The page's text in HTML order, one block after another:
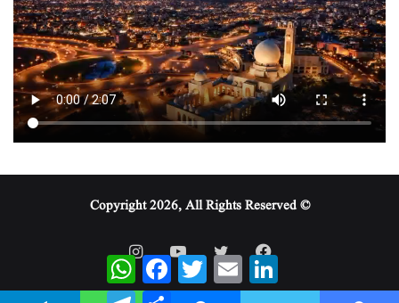
© Copyright 2026, All Rights Reserved
WhatsAppFacebookTwitterEmail
LinkedIn
TelegramShare